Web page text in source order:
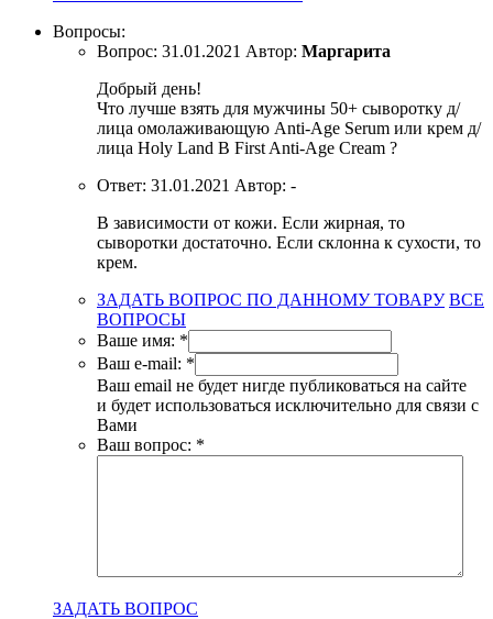
Вопросы:
Вопрос: 31.01.2021 Автор: Маргарита
Добрый день!
Что лучше взять для мужчины 50+ сыворотку д/
лица омолаживающую Anti-Age Serum или крем д/
лица Holy Land B First Anti-Age Cream ?
Ответ: 31.01.2021 Автор: -
В зависимости от кожи. Если жирная, то
сыворотки достаточно. Если склонна к сухости, то
крем.
ЗАДАТЬ ВОПРОС ПО ДАННОМУ ТОВАРУ ВСЕ
ВОПРОСЫ
Ваше имя: *
Ваш e-mail: *
Ваш email не будет нигде публиковаться на сайте
и будет использоваться исключительно для связи с
Вами
Ваш вопрос: *
ЗАДАТЬ ВОПРОС